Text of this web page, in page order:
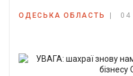
ОДЕСЬКА ОБЛАСТЬ 04